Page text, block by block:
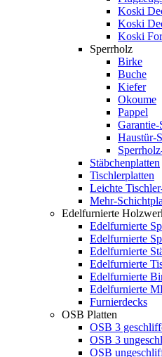
Koski
Koski
Koski
Sperrholz
Birke
Buche
Kiefer
Okoume
Pappel
Haustür-
Stäbchenplatten
Tischlerplatten
Leichte
Mehr-
Edelfurnierte
Edelfurnierte
Edelfurnierte
Edelfurnierte
Edelfurnierte
Edelfurnierte
Edelfurnierte
Furnierdecks
OSB Platten
OSB 3
OSB 3
OSB